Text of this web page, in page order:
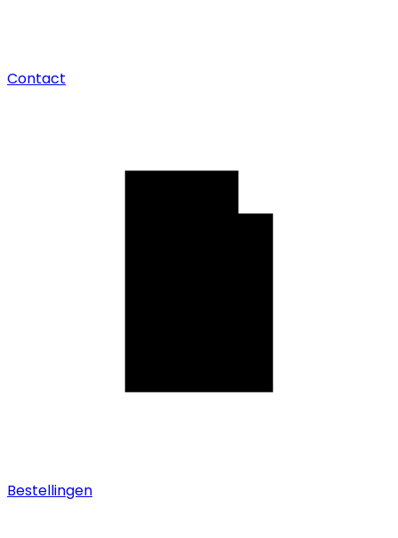
Contact
Bestellingen